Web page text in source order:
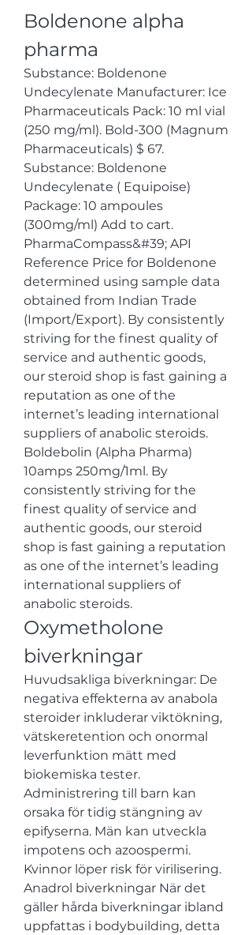
Boldenone alpha
pharma
Substance: Boldenone
Undecylenate Manufacturer: Ice
Pharmaceuticals Pack: 10 ml vial
(250 mg/ml). Bold-300 (Magnum
Pharmaceuticals) $ 67.
Substance: Boldenone
Undecylenate ( Equipoise)
Package: 10 ampoules
(300mg/ml) Add to cart.
PharmaCompass&#39; API
Reference Price for Boldenone
determined using sample data
obtained from Indian Trade
(Import/Export). By consistently
striving for the finest quality of
service and authentic goods,
our steroid shop is fast gaining a
reputation as one of the
internet’s leading international
suppliers of anabolic steroids.
Boldebolin (Alpha Pharma)
10amps 250mg/1ml. By
consistently striving for the
finest quality of service and
authentic goods, our steroid
shop is fast gaining a reputation
as one of the internet’s leading
international suppliers of
anabolic steroids.
Oxymetholone
biverkningar
Huvudsakliga biverkningar: De
negativa effekterna av anabola
steroider inkluderar viktökning,
vätskeretention och onormal
leverfunktion mätt med
biokemiska tester.
Administrering till barn kan
orsaka för tidig stängning av
epifyserna. Män kan utveckla
impotens och azoospermi.
Kvinnor löper risk för virilisering.
Anadrol biverkningar När det
gäller hårda biverkningar ibland
uppfattas i bodybuilding, detta